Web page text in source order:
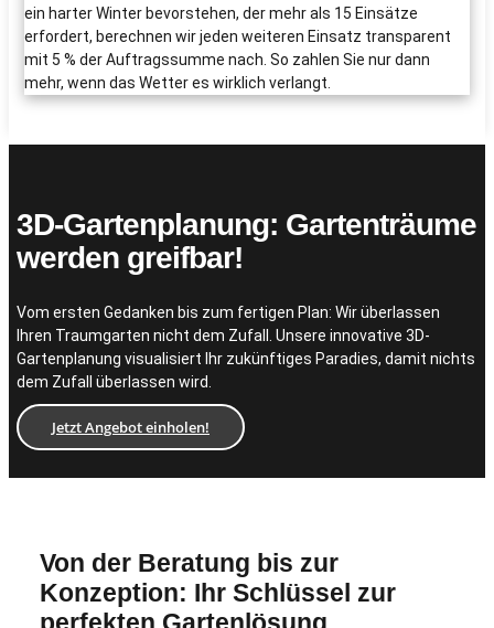
ein harter Winter bevorstehen, der mehr als 15 Einsätze
erfordert, berechnen wir jeden weiteren Einsatz transparent
mit 5 % der Auftragssumme nach. So zahlen Sie nur dann
mehr, wenn das Wetter es wirklich verlangt.
3D-Gartenplanung: Gartenträume
werden greifbar!
Vom ersten Gedanken bis zum fertigen Plan: Wir überlassen
Ihren Traumgarten nicht dem Zufall. Unsere innovative 3D-
Gartenplanung visualisiert Ihr zukünftiges Paradies, damit nichts
dem Zufall überlassen wird.
Jetzt Angebot einholen!
Von der Beratung bis zur
Konzeption: Ihr Schlüssel zur